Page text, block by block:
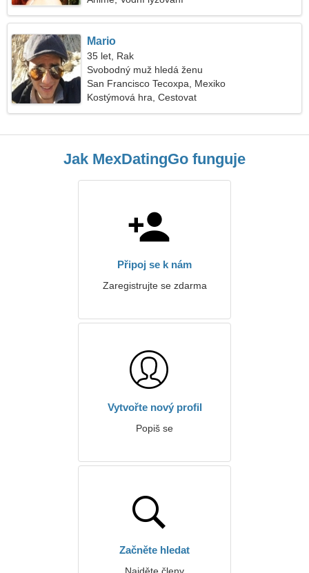
Mario
35 let, Rak
Svobodný muž hledá ženu
San Francisco Tecoxpa, Mexiko
Kostýmová hra, Cestovat
Jak MexDatingGo funguje
Připoj se k nám
Zaregistrujte se zdarma
Vytvořte nový profil
Popiš se
Začněte hledat